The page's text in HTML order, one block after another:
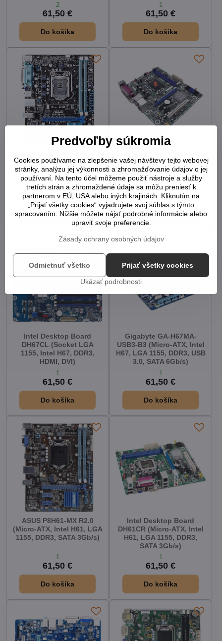
2
61,50 €
Do košíka
1
61,50 €
Do košíka
Intel H61, LGA 1155, DDR3,
SATA 3Gb/s)
1
61,50 €
Do košíka
DH61BE (Micro-ATX, Intel
H61, LGA 1155, DDR3,
SATA 3Gb/s)
2
61,50 €
Do košíka
Intel Desktop Board
DH67CL (Socket LGA
1155, Intel H67, DDR3,
HDMI, DVI)
1
61,50 €
Do košíka
Gigabyte GA-H67MA-
USB3-B3 (Micro-ATX, Intel
H67, LGA 1155, DDR3, USB
3.0, SATA 6Gb/s)
1
61,50 €
Do košíka
ASUS P8H61-MX R2.0
(Micro-ATX, Intel H61, LGA
1155, DDR3, SATA 3Gb/s)
1
61,50 €
Do košíka
Intel Desktop Board
DH61CR (Micro-ATX, Intel
H61, LGA 1155, DDR3,
SATA 3Gb/s)
1
61,50 €
Do košíka
Predvoľby súkromia
Cookies používame na zlepšenie vašej návštevy tejto webovej
stránky, analýzu jej výkonnosti a zhromažďovanie údajov o jej
používaní. Na tento účel môžeme použiť nástroje a služby
tretích strán a zhromaždené údaje sa môžu preniesť k
partnerom v EÚ, USA alebo iných krajinách. Kliknutím na
„Prijať všetky cookies“ vyjadrujete svoj súhlas s týmto
spracovaním. Nižšie môžete nájsť podrobné informácie alebo
upraviť svoje preferencie.
Zásady ochrany osobných údajov
Ukázať podrobnosti
Prijať všetky cookies
Odmietnuť všetko